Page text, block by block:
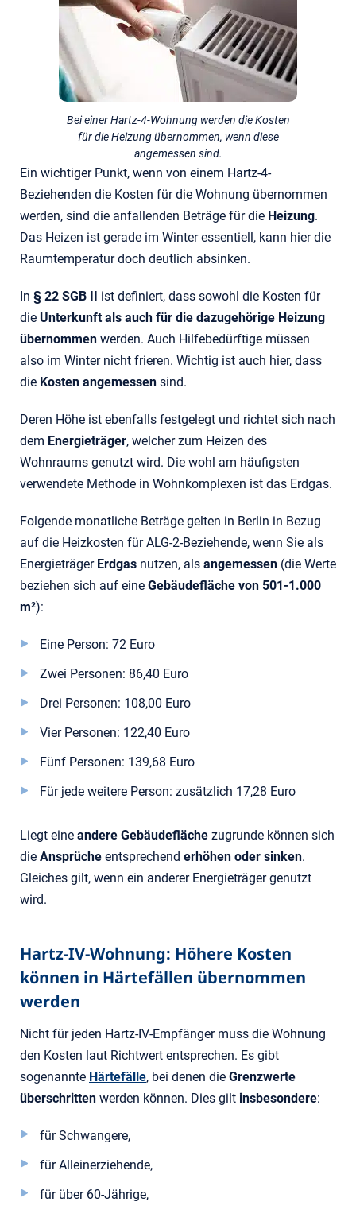
Bei einer Hartz-4-Wohnung werden die Kosten
für die Heizung übernommen, wenn diese
angemessen sind.
Ein wichtiger Punkt, wenn von einem Hartz-4-
Beziehenden die Kosten für die Wohnung übernommen
werden, sind die anfallenden Beträge für die Heizung.
Das Heizen ist gerade im Winter essentiell, kann hier die
Raumtemperatur doch deutlich absinken.
In § 22 SGB II
ist definiert, dass sowohl die Kosten für
die Unterkunft als auch für die dazugehörige Heizung
übernommen werden. Auch Hilfebedürftige müssen
also im Winter nicht frieren. Wichtig ist auch hier, dass
die Kosten angemessen sind.
Deren Höhe ist ebenfalls festgelegt und richtet sich nach
dem Energieträger, welcher zum Heizen des
Wohnraums genutzt wird. Die wohl am häufigsten
verwendete Methode in Wohnkomplexen ist das Erdgas.
Folgende monatliche Beträge gelten in Berlin in Bezug
auf die Heizkosten für ALG-2-Beziehende, wenn Sie als
Energieträger Erdgas nutzen, als angemessen (die Werte
beziehen sich auf eine Gebäudefläche von 501-1.000
m²):
Eine Person: 72 Euro
Zwei Personen: 86,40 Euro
Drei Personen: 108,00 Euro
Vier Personen: 122,40 Euro
Fünf Personen: 139,68 Euro
Für jede weitere Person: zusätzlich 17,28 Euro
Liegt eine andere Gebäudefläche zugrunde können sich
die Ansprüche entsprechend erhöhen oder sinken.
Gleiches gilt, wenn ein anderer Energieträger genutzt
wird.
Hartz-IV-Wohnung: Höhere Kosten
können in Härtefällen übernommen
werden
Nicht für jeden Hartz-IV-Empfänger muss die Wohnung
den Kosten laut Richtwert entsprechen. Es gibt
sogenannte Härtefälle, bei denen die Grenzwerte
überschritten werden können. Dies gilt insbesondere:
für Schwangere,
für Alleinerziehende,
für über 60-Jährige,